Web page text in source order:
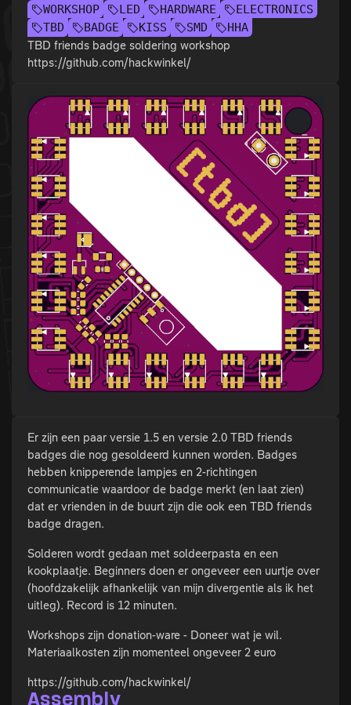
WORKSHOP
LED HARDWARE
ELECTRONICS
TBD
BADGE KISS SMD HHA
TBD friends badge soldering workshop
https://github.com/hackwinkel/
Er zijn een paar versie 1.5 en versie 2.0 TBD friends
badges die nog gesoldeerd kunnen worden. Badges
hebben knipperende lampjes en 2-richtingen
communicatie waardoor de badge merkt (en laat zien)
dat er vrienden in de buurt zijn die ook een TBD friends
badge dragen.
Solderen wordt gedaan met soldeerpasta en een
kookplaatje. Beginners doen er ongeveer een uurtje over
(hoofdzakelijk afhankelijk van mijn divergentie als ik het
uitleg). Record is 12 minuten.
Workshops zijn donation-ware - Doneer wat je wil.
Materiaalkosten zijn momenteel ongeveer 2 euro
https://github.com/hackwinkel/
Assembly